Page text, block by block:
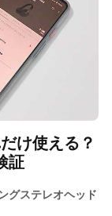
け使える？
証
グステレオヘッド